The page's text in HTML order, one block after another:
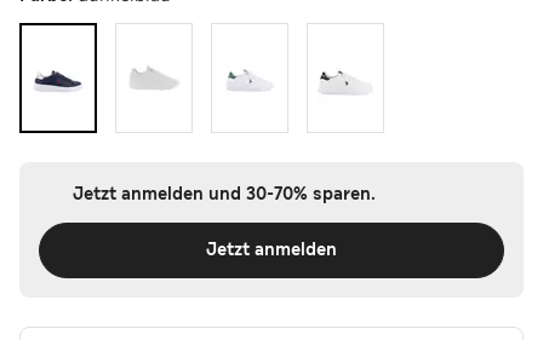
Jetzt anmelden und 30-70% sparen.
Jetzt anmelden